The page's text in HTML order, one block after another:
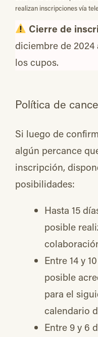
realizan inscripciones vía
Cierre de
diciembre de 2024
los cupos.
Política de
Si luego de
algún percance
inscripción,
posibilidades:
Hasta 15
posible
Entre 14 y
posible
para el
calendario
Entre 9 y 6